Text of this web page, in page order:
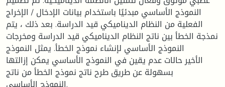
النموذج الأساسي مبدئيًا باستخدام بيانات الإدخال / الإخراج
الفعلية من النظام الديناميكي قيد الدراسة. بعد ذلك ، يتم
نمذجة الخطأ بين ناتج النظام الديناميكي قيد الدراسة ومخرجات
النموذج الأساسي لإنشاء نموذج الخطأ. يمثل النموذج
الأخير حالات عدم يقين في النموذج الأساسي يمكن إزالتها
بسهولة عن طريق طرح ناتج نموذج الخطأ من ناتج